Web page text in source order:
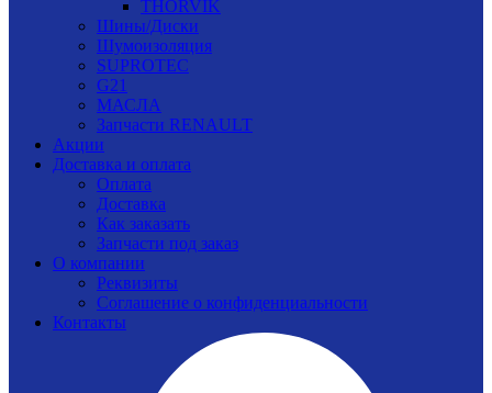
THORVIK
Шины/Диски
Шумоизоляция
SUPROTEC
G21
МАСЛА
Запчасти RENAULT
Акции
Доставка и оплата
Оплата
Доставка
Как заказать
Запчасти под заказ
О компании
Реквизиты
Соглашение о конфиденциальности
Контакты